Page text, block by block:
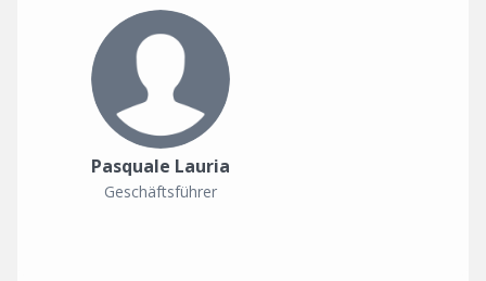
Pasquale Lauria
Geschäftsführer